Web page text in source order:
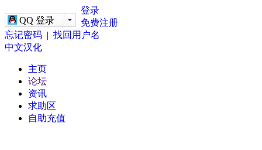
QQ 登录
登录
免费注册
忘记密码 | 找回用户名
中文汉化
主页
论坛
资讯
求助区
自助充值